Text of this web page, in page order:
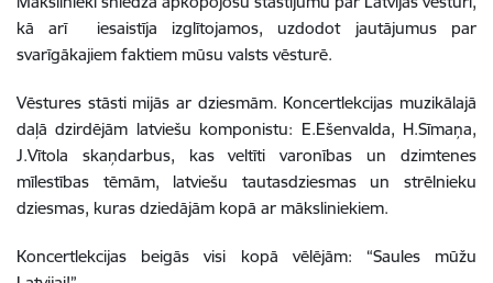
kā arī iesaistīja izglītojamos, uzdodot jautājumus par
svarīgākajiem faktiem mūsu valsts vēsturē.
Vēstures stāsti mijās ar dziesmām. Koncertlekcijas muzikālajā
daļā dzirdējām latviešu komponistu: E.Ešenvalda, H.Sīmaņa,
J.Vītola skaņdarbus, kas veltīti varonības un dzimtenes
mīlestības tēmām, latviešu tautasdziesmas un strēlnieku
dziesmas, kuras dziedājām kopā ar māksliniekiem.
Koncertlekcijas beigās visi kopā vēlējām: “Saules mūžu